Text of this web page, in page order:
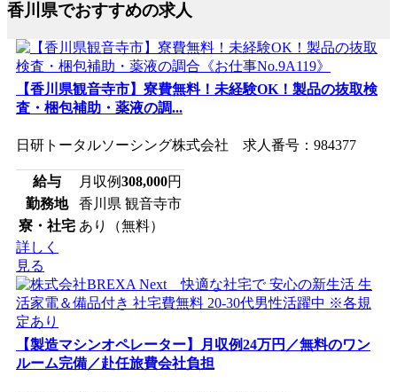
香川県でおすすめの求人
【香川県観音寺市】寮費無料！未経験OK！製品の抜取検
査・梱包補助・薬液の調...
日研トータルソーシング株式会社 求人番号：984377
給与 月収例308,000円
勤務地
香川県 観音寺市
寮・社宅 あり（無料）
詳しく
見る
【製造マシンオペレーター】月収例24万円／無料のワン
ルーム完備／赴任旅費会社負担